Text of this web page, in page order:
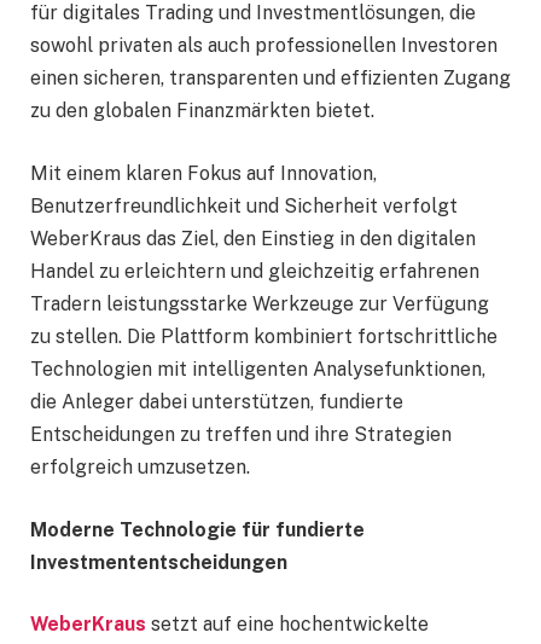
für digitales Trading und Investmentlösungen, die
sowohl privaten als auch professionellen Investoren
einen sicheren, transparenten und effizienten Zugang
zu den globalen Finanzmärkten bietet.
Mit einem klaren Fokus auf Innovation,
Benutzerfreundlichkeit und Sicherheit verfolgt
WeberKraus das Ziel, den Einstieg in den digitalen
Handel zu erleichtern und gleichzeitig erfahrenen
Tradern leistungsstarke Werkzeuge zur Verfügung
zu stellen. Die Plattform kombiniert fortschrittliche
Technologien mit intelligenten Analysefunktionen,
die Anleger dabei unterstützen, fundierte
Entscheidungen zu treffen und ihre Strategien
erfolgreich umzusetzen.
Moderne Technologie für fundierte
Investmententscheidungen
WeberKraus setzt auf eine hochentwickelte